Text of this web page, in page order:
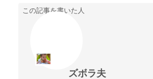
この記事を書いた人
ズボラ夫